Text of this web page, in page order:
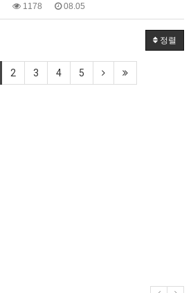
1178 08.05
정렬
2 3 4 5